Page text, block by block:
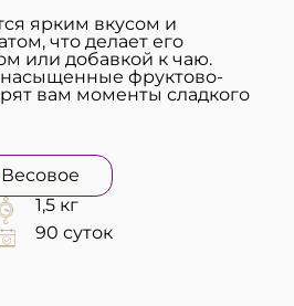
ярким вкусом и
что делает его
или добавкой к чаю.
насыщенные фруктово-
вам моменты сладкого
Весовое
1,5 кг
90 суток